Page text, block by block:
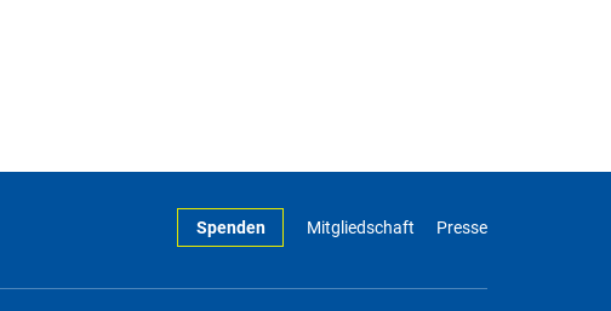
Spenden Mitgliedschaft Presse